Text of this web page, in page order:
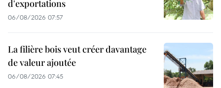
d'exportations
06/08/2026 07:57
La filière bois veut créer davantage
de valeur ajoutée
06/08/2026 07:45